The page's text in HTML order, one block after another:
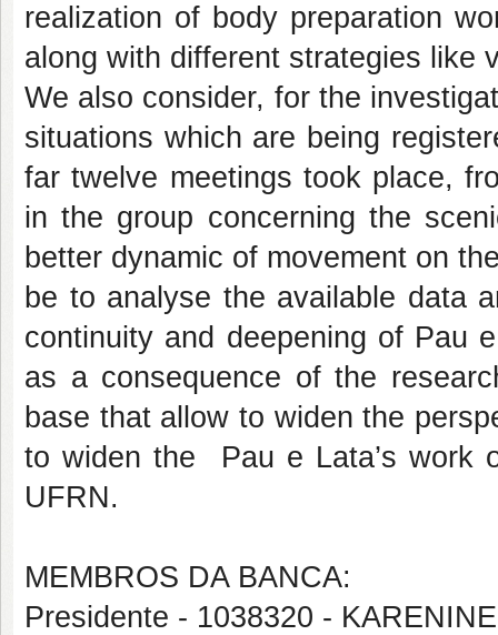
realization of body preparation
along with different strategies like
We also consider, for the
situations which are being
far twelve meetings took place,
in the group concerning the
better dynamic of movement on
be to analyse the available data
continuity and deepening of Pau
as a consequence of the
base that allow to widen the
to widen the Pau e Lata’s work
UFRN.
MEMBROS DA BANCA:
Presidente - 1038320 -